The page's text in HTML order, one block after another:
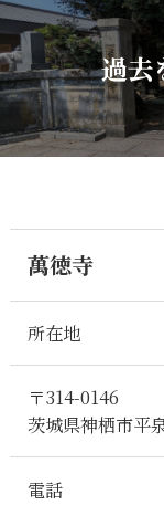
過去
萬徳寺
所在地
〒314-0146
茨城県神栖市平
電話